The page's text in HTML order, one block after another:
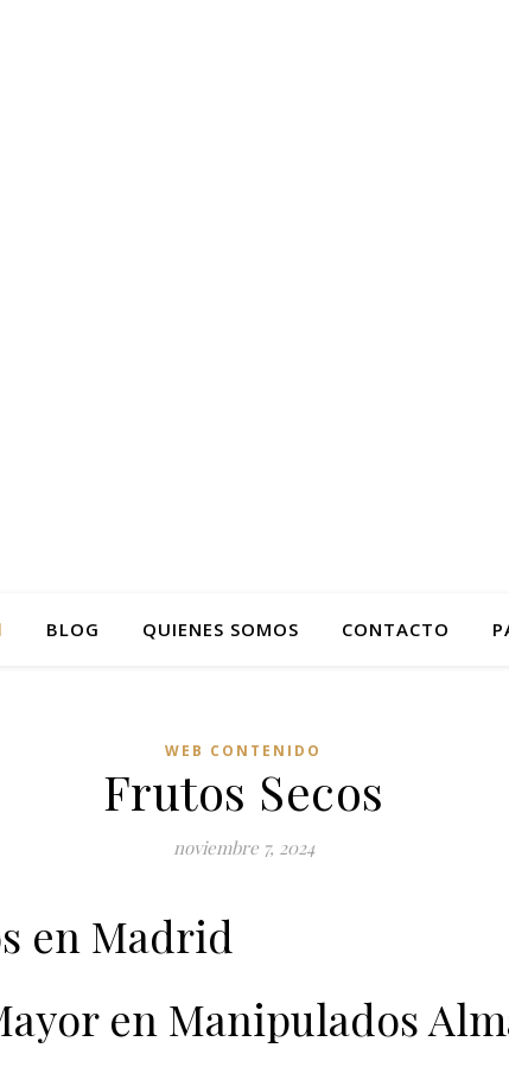
BLOG QUIENES SOMOS CONTACTO
WEB CONTENIDO
Frutos Secos
noviembre 7, 2024
en Madrid
en Manipulados